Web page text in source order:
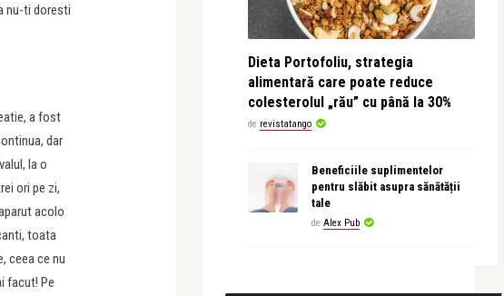
nu-ti doresti
a fost
dar
la o
ori pe zi,
acolo
toata
ceea ce nu
facut! Pe
Dieta Portofoliu, strategia
alimentară care poate reduce
colesterolul „rău” cu până la 30%
de revistatango
Beneficiile suplimentelor
pentru slăbit asupra sănătății
tale
de Alex Pub